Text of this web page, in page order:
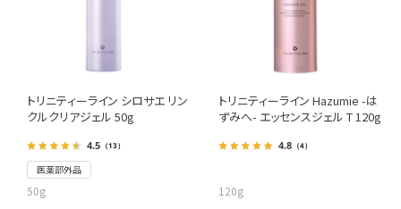
トリニティーライン シロサエ リン
クルクリアジェル 50g
4.5 （13）
医薬部外品
50g
トリニティーライン Hazumie -は
ずみへ- エッセンスジェル T 120g
4.8 （4）
120g